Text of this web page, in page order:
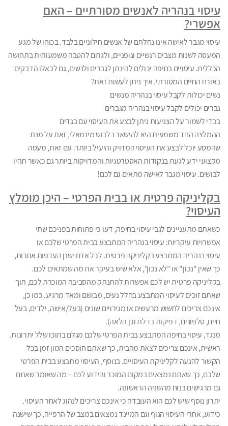
עיסוי בנהריה לאנשים מסורתיים – האם
אפשרי?
עיסוי מגבר לאישה אינו נחלתם של אנשים חילוניים בלבד. בכוחו של מגע
המעסה לשנות מצבים רגשיים וגופניים, ולגרום להטבה משמעותית בתחושה
הכללית. עיסויים בחיפה יכולים להינתן לגברים ולנשים, גם לכאלו הדבקים
באורח החיים המסורתי. איך ניתן לעשות זאת?
נשים יכולות לקבל עיסוי בנהריה מנשים
גברים יכולים לקבל עיסוי בנהריה מגברים
בכדי לשמור על הצניעות ניתן לבצע את העיסוי עם בגדים
ההמלצה החד משמעית היא להישאר בלבוש מינמאלי, זאת על מנת
שהמסע יוכל לבצע את העיסוי המדויק והיעיל ביותר. עם זאת, מעסה
מקצועי ידע לגעת בנקודות האסטרטגיות והמדויקות ביותר גם כאשר תהיו
לבושים. עיסוי מגבר לאישה מתאים גם לכם!
בקליניקה פרטית או בבית הפרטי – היכן מומלץ
העיסוי?
כשאתם מתעניינים לגבי עיסוי בחיפה, דעו כי פתוחות בפניכם שתי
אפשרויות עיקריות: עיסוי בנהריה המתבצע בבית הפרטי שלכם או
עיסוי בנהריה המתבצע בקליניקה פרטית. לכל אדם ישנן העדפות אחרות,
כך שאין "נכון" או "לא נכון", אלא שיש בעיקר את מה שמתאים לכם.
בקליניקה פרטית יש לכם אפשרות להתנתק מהסביבה המוכרת לכם, תוך
שאתם זוכים לעיסוי המתבצע בחלל נעים, מבושם ומאד מרגיע. כמו כן,
אינכם צריכים לחשוש מרעשים או מגירויים שונים (בעל/אישה, ילדים, בעל
חיים, טלפונים, דפיקות בדלת וכן הלאה).
מנגד, עיסוי בחיפה המתבצע בבית הפרטי שלכם מגלם בתוכו שלל יתרונות.
ראשית, אינכם צריכים לצאת מהבית, כך שאתם חוסכים המון זמן בכל
הקשור להגעה לקליניקת העיסויים. בנוסף, העיסוי מתבצע בבית הפרטי
שלכם, כך שאתם נמצאים במקום המוכר והידוע לכם – מה שאומר שאתם
גם מרגישים בנוח מהשניה הראשונה.
יתרון נוסף שיש לכם הוא העובדה כי אינכם צריכים לנהוג לאחר העיסוי.
כידוע, אחרי העיסוי הגוף וגם המיינד נמצאים במצב של הרפייה, כך שישנה